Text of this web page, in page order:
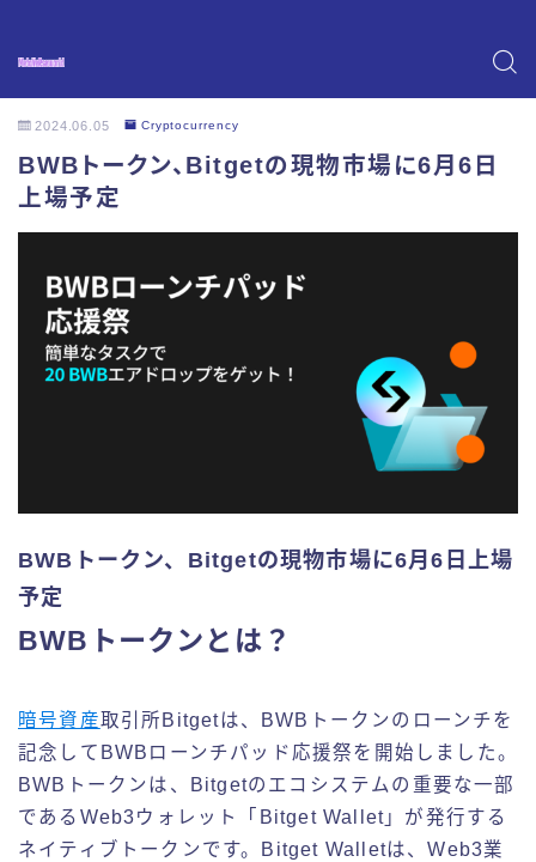
2024.06.05 Cryptocurrency
BWBトークン、Bitgetの現物市場に6月6日
上場予定
BWBトークン、Bitgetの現物市場に6月6日上場
予定
BWBトークンとは？
暗号資産取引所Bitgetは、BWBトークンのローンチを
記念してBWBローンチパッド応援祭を開始しました。
BWBトークンは、Bitgetのエコシステムの重要な一部
であるWeb3ウォレット「Bitget Wallet」が発行する
ネイティブトークンです。Bitget Walletは、Web3業